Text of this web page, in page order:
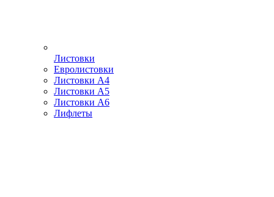
Листовки
Евролистовки
Листовки А4
Листовки А5
Листовки А6
Лифлеты